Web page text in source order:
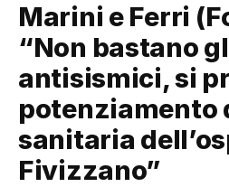
Marini e Ferri
“Non bastano
antisismici, si
potenziamento
sanitaria
Fivizzano”